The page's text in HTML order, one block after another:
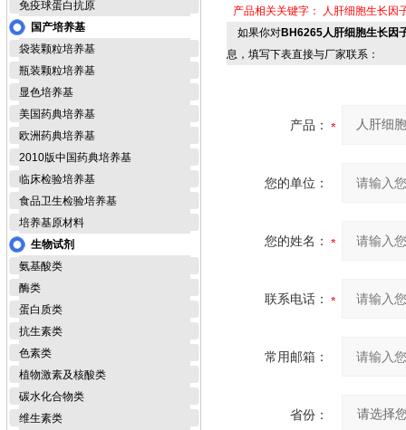
免疫球蛋白抗原
国产培养基
袋装颗粒培养基
瓶装颗粒培养基
显色培养基
美国药典培养基
欧洲药典培养基
2010版中国药典培养基
临床检验培养基
食品卫生检验培养基
培养基原材料
生物试剂
氨基酸类
酶类
蛋白质类
抗生素类
色素类
植物激素及核酸类
碳水化合物类
维生素类
产品相关关键字：
人肝细胞生长因
如果你对BH6265人肝细胞生长因
息，填写下表直接与厂家联系：
产品：
您的单位：
您的姓名：
联系电话：
常用邮箱：
省份：